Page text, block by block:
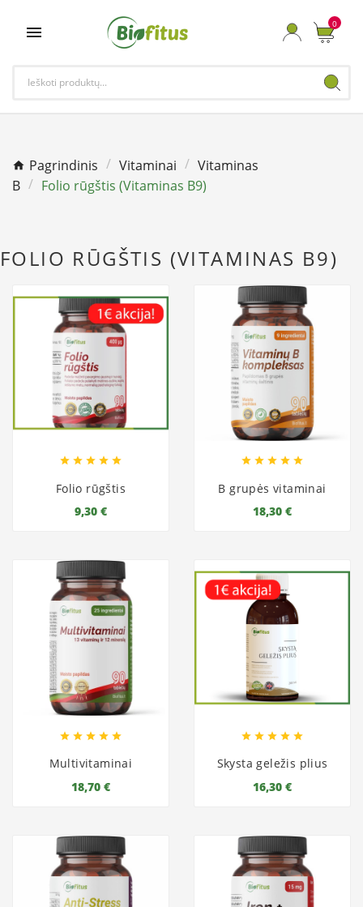
 0
Pagrindinis Vitaminai
Vitaminas
B
Folio rūgštis (Vitaminas B9)
FOLIO RŪGŠTIS (VITAMINAS B9)
    
Folio rūgštis
9,30 €
    
B grupės vitaminai
18,30 €
    
Multivitaminai
18,70 €
    
Skysta geležis plius
16,30 €